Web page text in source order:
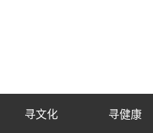
寻文化 寻健康